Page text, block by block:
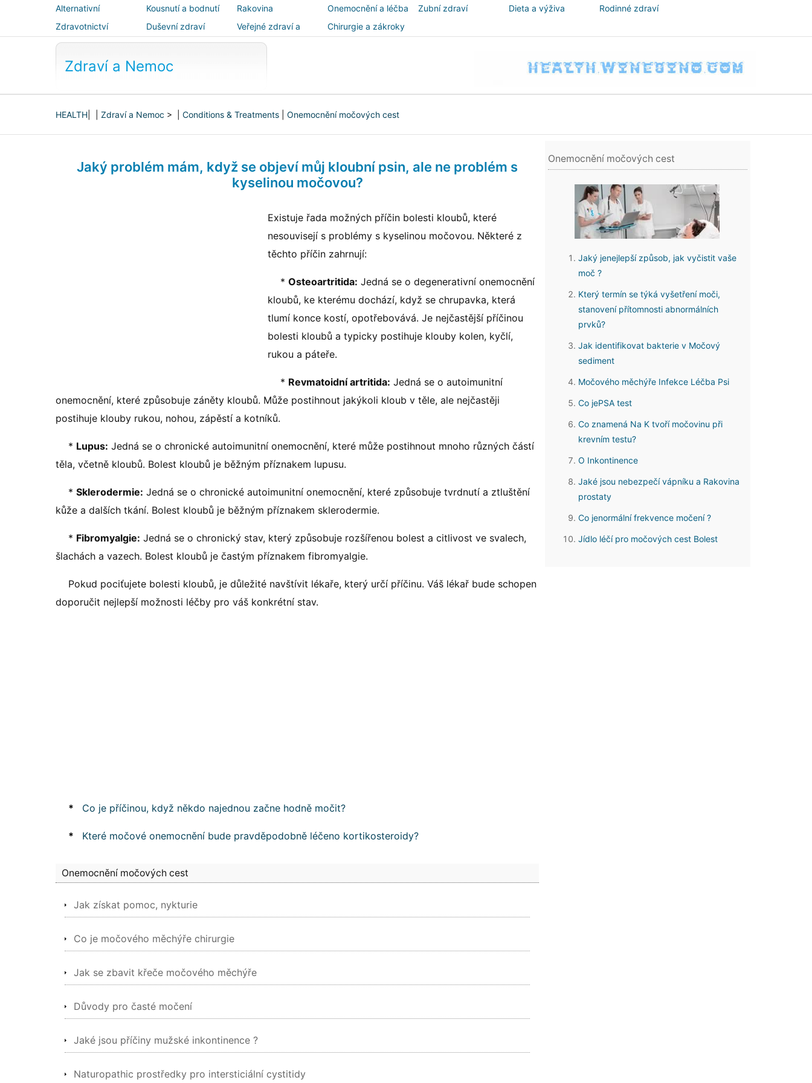
Alternativní
medicína
Kousnutí a bodnutí Rakovina Onemocnění a léčba Zubní zdraví Dieta a výživa
Rodinné zdraví
Zdravotnictví
Duševní zdraví
Veřejné zdraví a
bezpečnost
Chirurgie a zákroky
Zdraví a Nemoc
HEALTH Zdraví a Nemoc > | Conditions & Treatments Onemocnění močových cest
Jaký problém mám, když se objeví můj kloubní psin, ale ne problém s
kyselinou močovou?
Existuje řada možných příčin bolesti kloubů, které
nesouvisejí s problémy s kyselinou močovou. Některé z
těchto příčin zahrnují:
* Osteoartritida: Jedná se o degenerativní onemocnění
kloubů, ke kterému dochází, když se chrupavka, která
tlumí konce kostí, opotřebovává. Je nejčastější příčinou
bolesti kloubů a typicky postihuje klouby kolen, kyčlí,
rukou a páteře.
* Revmatoidní artritida: Jedná se o autoimunitní
onemocnění, které způsobuje záněty kloubů. Může postihnout jakýkoli kloub v těle, ale nejčastěji
postihuje klouby rukou, nohou, zápěstí a kotníků.
* Lupus: Jedná se o chronické autoimunitní onemocnění, které může postihnout mnoho různých částí
těla, včetně kloubů. Bolest kloubů je běžným příznakem lupusu.
* Sklerodermie: Jedná se o chronické autoimunitní onemocnění, které způsobuje tvrdnutí a ztluštění
kůže a dalších tkání. Bolest kloubů je běžným příznakem sklerodermie.
* Fibromyalgie: Jedná se o chronický stav, který způsobuje rozšířenou bolest a citlivost ve svalech,
šlachách a vazech. Bolest kloubů je častým příznakem fibromyalgie.
Pokud pociťujete bolesti kloubů, je důležité navštívit lékaře, který určí příčinu. Váš lékař bude schopen
doporučit nejlepší možnosti léčby pro váš konkrétní stav.
* Co je příčinou, když někdo najednou začne hodně močit?
* Které močové onemocnění bude pravděpodobně léčeno kortikosteroidy?
Onemocnění močových cest
Jak získat pomoc, nykturie
Co je močového měchýře chirurgie
Jak se zbavit křeče močového měchýře
Důvody pro časté močení
Jaké jsou příčiny mužské inkontinence ?
Naturopathic prostředky pro intersticiální cystitidy
Onemocnění močových cest
Jaký jenejlepší způsob, jak vyčistit vaše
moč ?
Který termín se týká vyšetření moči,
stanovení přítomnosti abnormálních
prvků?
Jak identifikovat bakterie v Močový
sediment
Močového měchýře Infekce Léčba Psi
Co jePSA test
Co znamená Na K tvoří močovinu při
krevním testu?
O Inkontinence
Jaké jsou nebezpečí vápníku a Rakovina
prostaty
Co jenormální frekvence močení ?
Jídlo léčí pro močových cest Bolest